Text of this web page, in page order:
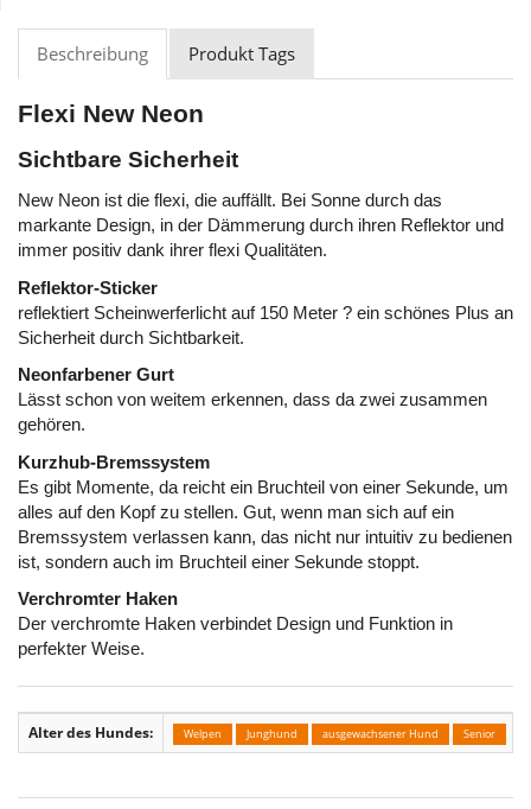
Beschreibung Produkt Tags
Flexi New Neon
Sichtbare Sicherheit
New Neon ist die flexi, die auffällt. Bei Sonne durch das
markante Design, in der Dämmerung durch ihren Reflektor und
immer positiv dank ihrer flexi Qualitäten.
Reflektor-Sticker
reflektiert Scheinwerferlicht auf 150 Meter ? ein schönes Plus an
Sicherheit durch Sichtbarkeit.
Neonfarbener Gurt
Lässt schon von weitem erkennen, dass da zwei zusammen
gehören.
Kurzhub-Bremssystem
Es gibt Momente, da reicht ein Bruchteil von einer Sekunde, um
alles auf den Kopf zu stellen. Gut, wenn man sich auf ein
Bremssystem verlassen kann, das nicht nur intuitiv zu bedienen
ist, sondern auch im Bruchteil einer Sekunde stoppt.
Verchromter Haken
Der verchromte Haken verbindet Design und Funktion in
perfekter Weise.
Alter des Hundes: Welpen Junghund ausgewachsener Hund Senior